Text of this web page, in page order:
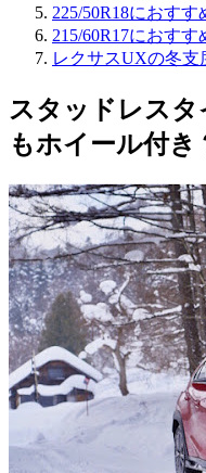
225/50R18におす
215/60R17におす
レクサスUXの冬支
スタッドレスタ
もホイール付き